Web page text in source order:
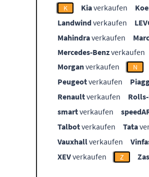
K Kiaverkaufen
Landwindverkaufen
Mahindraverkaufen
Mercedes-Benzverkaufen
Morganverkaufen N
Peugeotverkaufen
Renaultverkaufen
smartverkaufen
Talbotverkaufen Tata
Vauxhallverkaufen
XEVverkaufen Z